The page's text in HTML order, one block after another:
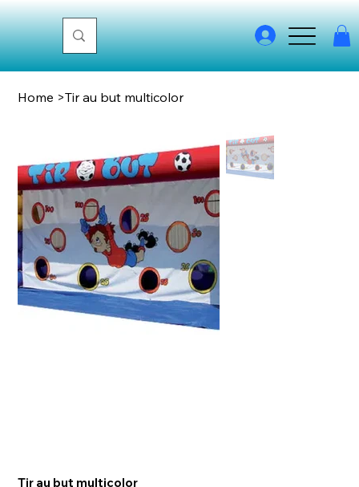
Home >Tir au but multicolor
Tir au but multicolor